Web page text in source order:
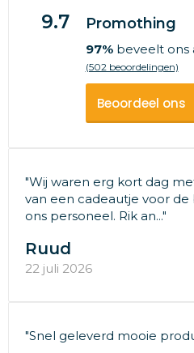
9.7 Promothing
97%beveelt ons
(502 beoordelingen)
Beoordeel ons
"Wij waren erg kort dag
van een cadeautje voor de
ons personeel. Rik an..."
Ruud
22 juli 2026
"Snel geleverd mooie